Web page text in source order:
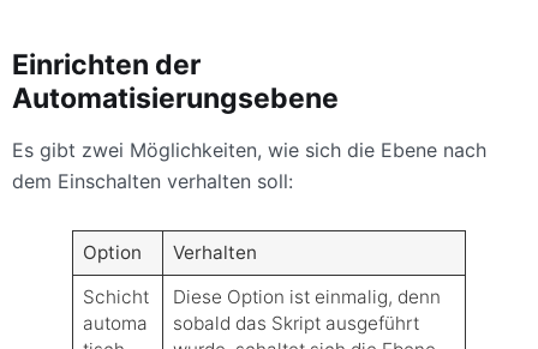
Einrichten der
Automatisierungsebene
Es gibt zwei Möglichkeiten, wie sich die Ebene nach
dem Einschalten verhalten soll:
Option
Verhalten
Schicht
automa
Diese Option ist einmalig, denn
sobald das Skript ausgeführt